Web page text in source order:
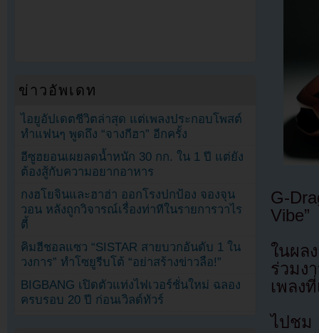
G-
Vibe”
ในผล
ร่วมง
เพลง
ไปชม
ข่าวอัพเดท
ไอยูอัปเดตชีวิตล่าสุด แต่เพลงประกอบโพสต์
ทำแฟนๆ พูดถึง “จางกีฮา” อีกครั้ง
อีซูฮยอนเผยลดน้ำหนัก 30 กก. ใน 1 ปี แต่ยัง
ต้องสู้กับความอยากอาหาร
กงฮโยจินและฮาฮ่า ออกโรงปกป้อง จองจุน
วอน หลังถูกวิจารณ์เรื่องท่าทีในรายการวาไร
ตี้
คิมฮีชอลแซว “SISTAR สายบวกอันดับ 1 ใน
วงการ” ทำโซยูรีบโต้ “อย่าสร้างข่าวลือ!”
BIGBANG เปิดตัวแท่งไฟเวอร์ชั่นใหม่ ฉลอง
ครบรอบ 20 ปี ก่อนเวิลด์ทัวร์